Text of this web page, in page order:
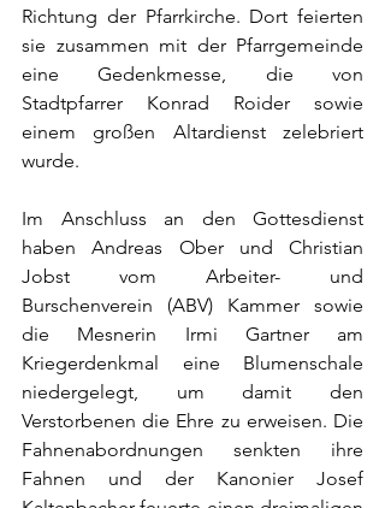
Richtung der Pfarrkirche. Dort feierten
sie zusammen mit der Pfarrgemeinde
eine Gedenkmesse, die von
Stadtpfarrer Konrad Roider sowie
einem großen Altardienst zelebriert
wurde.
Im Anschluss an den Gottesdienst
haben Andreas Ober und Christian
Jobst vom Arbeiter- und
Burschenverein (ABV) Kammer sowie
die Mesnerin Irmi Gartner am
Kriegerdenkmal eine Blumenschale
niedergelegt, um damit den
Verstorbenen die Ehre zu erweisen. Die
Fahnenabordnungen senkten ihre
Fahnen und der Kanonier Josef